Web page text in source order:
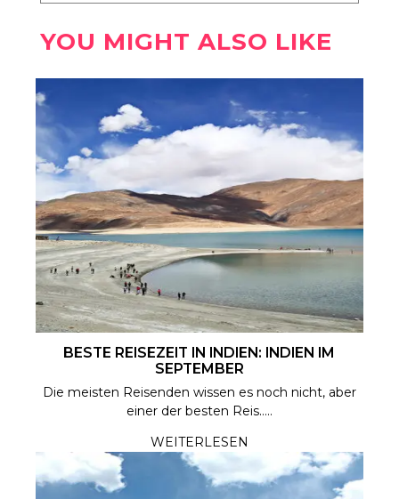
YOU MIGHT ALSO LIKE
BESTE REISEZEIT IN INDIEN: INDIEN IM
SEPTEMBER
Die meisten Reisenden wissen es noch nicht, aber
einer der besten Reis.....
WEITERLESEN